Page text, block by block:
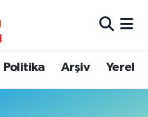
Politika Arşiv Yerel